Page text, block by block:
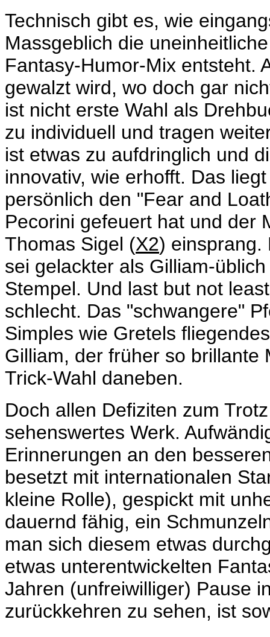
Technisch gibt es, wie
Massgeblich die
Fantasy-Humor-Mix entsteht.
gewalzt wird, wo doch gar
ist nicht erste Wahl als
zu individuell und tragen
ist etwas zu aufdringlich und
innovativ, wie erhofft. Das
persönlich den "Fear and
Pecorini gefeuert hat und der
Thomas Sigel (X2) einsprang.
sei gelackter als Gilliam-
Stempel. Und last but not
schlecht. Das "schwangere"
Simples wie Gretels
Gilliam, der früher so brillante
Trick-Wahl daneben.
Doch allen Defiziten zum
sehenswertes Werk.
Erinnerungen an den
besetzt mit internationalen
kleine Rolle), gespickt mit
dauernd fähig, ein
man sich diesem etwas
etwas unterentwickelten
Jahren (unfreiwilliger) Pause
zurückkehren zu sehen, ist